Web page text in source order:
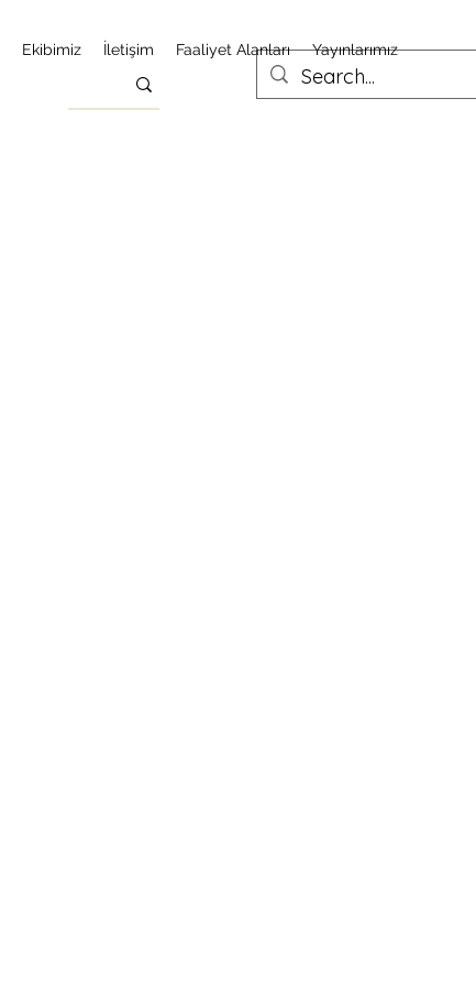
Ekibimiz İletişim Faaliyet Alanları Yayınlarımız